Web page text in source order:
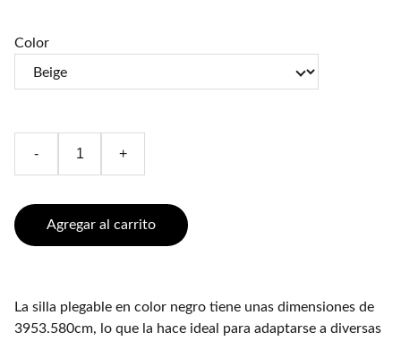
Color
- +
Agregar al carrito
La silla plegable en color negro tiene unas dimensiones de
3953.580cm, lo que la hace ideal para adaptarse a diversas